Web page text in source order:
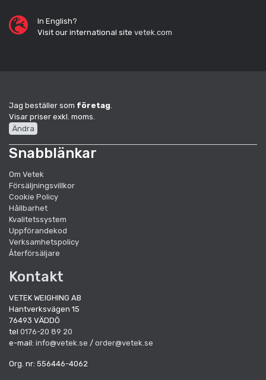
In English?
Visit our international site vetek.com
Jag beställer som företag
Visar priser exkl. moms.
Ändra
Snabblänkar
Om Vetek
Försäljningsvillkor
Cookie Policy
Hållbarhet
Kvalitetssystem
Uppförandekod
Verksamhetspolicy
Återförsäljare
Kontakt
VETEK WEIGHING AB
Hantverksvägen 15
76493 VÄDDÖ
tel 0176-20 89 20
e-mail: info@vetek.se / order@vetek.se
Org. nr: 556446-4062